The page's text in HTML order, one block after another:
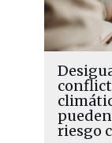
riesgo